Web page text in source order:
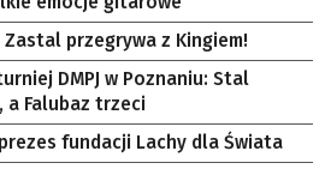
przegrywa z Kingiem!
DMPJ w Poznaniu: Stal
a Falubaz trzeci
fundacji Lachy dla Świata